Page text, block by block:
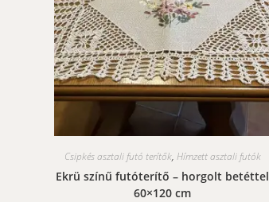
Csipkés asztali futó terítők, Hímzett asztali futók
Ekrü színű futóterítő – horgolt betéttel
60×120 cm